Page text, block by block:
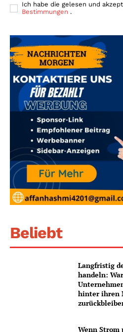
Ich habe die gelesen und
Bestimmungen .
Beliebt
Langfristig
handeln:
hinter ihren
Wenn